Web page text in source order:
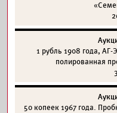
1 рубль 1908 года,
полированная
50 копеек 1967 года.